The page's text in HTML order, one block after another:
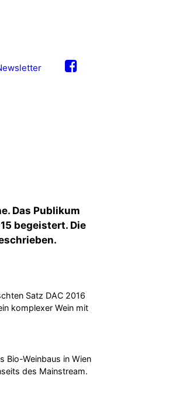
Das Publikum
begeistert. Die
Satz DAC 2016
komplexer Wein mit
Bio-Weinbaus in Wien
des Mainstream.